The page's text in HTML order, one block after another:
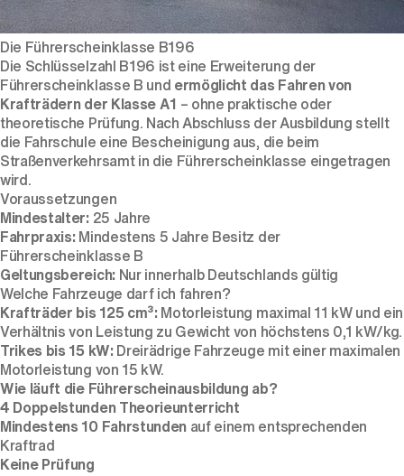
Die Führerscheinklasse B196
Die Schlüsselzahl B196 ist eine Erweiterung der
Führerscheinklasse B und ermöglicht das Fahren von
Krafträdern der Klasse A1 – ohne praktische oder
theoretische Prüfung. Nach Abschluss der Ausbildung stellt
die Fahrschule eine Bescheinigung aus, die beim
Straßenverkehrsamt in die Führerscheinklasse eingetragen
wird.
Voraussetzungen
Mindestalter:25 Jahre
Fahrpraxis:Mindestens 5 Jahre Besitz der
Führerscheinklasse B
Geltungsbereich:Nur innerhalb Deutschlands gültig
Welche Fahrzeuge darf ich fahren?
Krafträder bis 125 cm³:Motorleistung maximal 11 kW und ein
Verhältnis von Leistung zu Gewicht von höchstens 0,1 kW/kg.
Trikes bis 15 kW:Dreirädrige Fahrzeuge mit einer maximalen
Motorleistung von 15 kW.
Wie läuft die Führerscheinausbildung ab?
4 Doppelstunden Theorieunterricht
Mindestens 10 Fahrstunden auf einem entsprechenden
Kraftrad
Keine Prüfung